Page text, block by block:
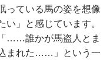
っている馬の姿を想像
い」と感じています。
……誰かが馬盗人とま
まれた……」という一